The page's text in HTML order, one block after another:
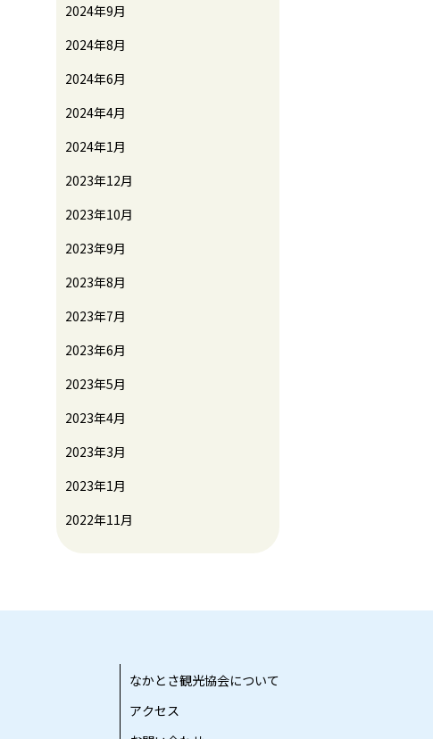
2024年9月
2024年8月
2024年6月
2024年4月
2024年1月
2023年12月
2023年10月
2023年9月
2023年8月
2023年7月
2023年6月
2023年5月
2023年4月
2023年3月
2023年1月
2022年11月
なかとさ観光協会について
アクセス